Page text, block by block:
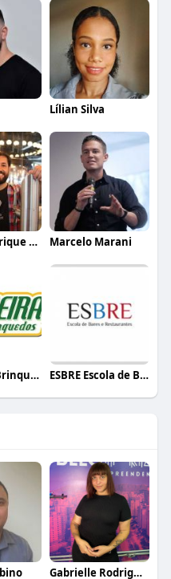
Lílian Silva
Carlos Henrique de Faria Vasconcelos Marcelo Marani
Nogueira Brinquedos ESBRE Escola de Bares e Restaurantes
Gabrielle Rodrigues